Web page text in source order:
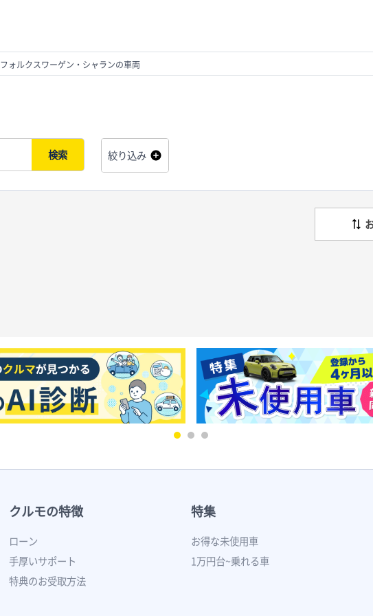
フォルクスワーゲン・シャランの車両
検索 絞り込み
クルモの特徴
ローン
手厚いサポート
特典のお受取方法
特集
お得な未使用車
1万円台~乗れる車